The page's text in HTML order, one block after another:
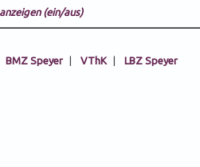
(ein/aus)
BMZ Speyer | VThK | LBZ Speyer